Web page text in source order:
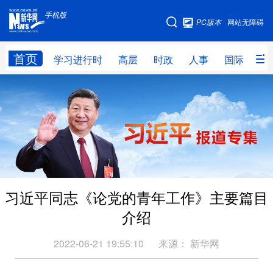
手机版
网站无障碍
PC版本
首页 学习进行时 高层 时政 人事 国际 财
手机版
网站地图
学习进行时 高层 人事
国际 财经 网评 港澳
台湾 思客智库 全球连线 教育
科技 科创 量子
文化 书画 健康 军事
中央文件 金融
习近平同志《论党的青年工作》主要篇目
介绍
2022-06-21 19:55:10 来源： 新华网